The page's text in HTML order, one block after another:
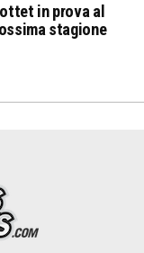
in prova al
stagione